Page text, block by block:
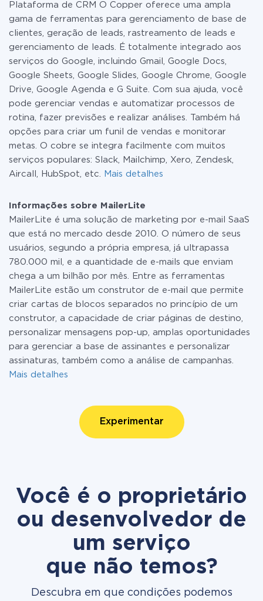
detalhes sobretarifas .
Plataforma de CRM O Copper oferece uma ampla
gama de ferramentas para gerenciamento de base de
clientes, geração de leads, rastreamento de leads e
gerenciamento de leads. É totalmente integrado aos
serviços do Google, incluindo Gmail, Google Docs,
Google Sheets, Google Slides, Google Chrome, Google
Drive, Google Agenda e G Suite. Com sua ajuda, você
pode gerenciar vendas e automatizar processos de
rotina, fazer previsões e realizar análises. Também há
opções para criar um funil de vendas e monitorar
metas. O cobre se integra facilmente com muitos
serviços populares: Slack, Mailchimp, Xero, Zendesk,
Aircall, HubSpot, etc.
Mais detalhes
Informações sobre MailerLite
MailerLite é uma solução de marketing por e-mail SaaS
que está no mercado desde 2010. O número de seus
usuários, segundo a própria empresa, já ultrapassa
780.000 mil, e a quantidade de e-mails que enviam
chega a um bilhão por mês. Entre as ferramentas
MailerLite estão um construtor de e-mail que permite
criar cartas de blocos separados no princípio de um
construtor, a capacidade de criar páginas de destino,
personalizar mensagens pop-up, amplas oportunidades
para gerenciar a base de assinantes e personalizar
assinaturas, também como a análise de campanhas.
Mais detalhes
Experimentar
Você é o proprietário
ou desenvolvedor de
um serviço
que não temos?
Descubra em que condições podemos